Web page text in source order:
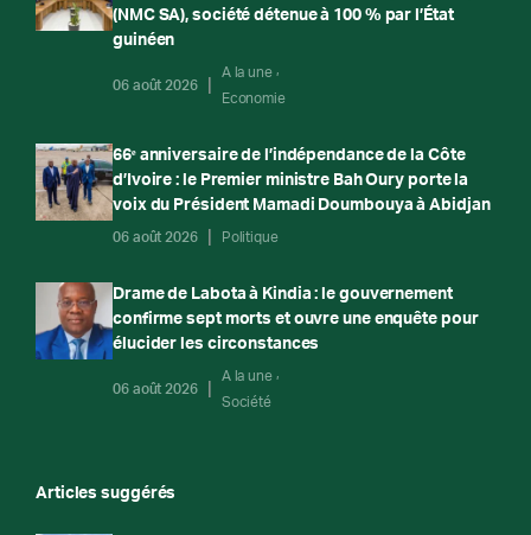
(NMC SA), société détenue à 100 % par l’État
guinéen
06 août 2026
A la une
Economie
66ᵉ anniversaire de l’indépendance de la Côte
d’Ivoire : le Premier ministre Bah Oury porte la
voix du Président Mamadi Doumbouya à Abidjan
06 août 2026 Politique
Drame de Labota à Kindia : le gouvernement
confirme sept morts et ouvre une enquête pour
élucider les circonstances
06 août 2026
A la une
Société
Articles suggérés